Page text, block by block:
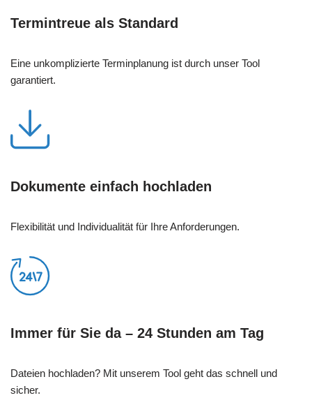
Termintreue als Standard
Eine unkomplizierte Terminplanung ist durch unser Tool
garantiert.
Dokumente einfach hochladen
Flexibilität und Individualität für Ihre Anforderungen.
Immer für Sie da – 24 Stunden am Tag
Dateien hochladen? Mit unserem Tool geht das schnell und
sicher.